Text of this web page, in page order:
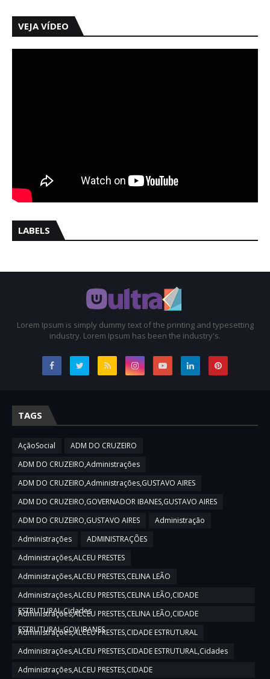
VEJA VÍDEO
LABELS
Lorem Ipsum is simply dummy text of the printing and typesetting
industry. Lorem Ipsum has been the industry's.
TAGS
AçãoSocial
ADM DO CRUZEIRO
ADM DO CRUZEIRO,Administrações
ADM DO CRUZEIRO,Administrações,GUSTAVO AIRES
ADM DO CRUZEIRO,GOVERNADOR IBANES,GUSTAVO AIRES
ADM DO CRUZEIRO,GUSTAVO AIRES
Administração
Administrações
ADMINISTRAÇÕES
Administrações,ALCEU PRESTES
Administrações,ALCEU PRESTES,CELINA LEÃO
Administrações,ALCEU PRESTES,CELINA LEÃO,CIDADE
ESTRUTURAL,Cidades
Administrações,ALCEU PRESTES,CELINA LEÃO,CIDADE
ESTRUTURAL,GOV IBANES
Administrações,ALCEU PRESTES,CIDADE ESTRUTURAL
Administrações,ALCEU PRESTES,CIDADE ESTRUTURAL,Cidades
Administrações,ALCEU PRESTES,CIDADE